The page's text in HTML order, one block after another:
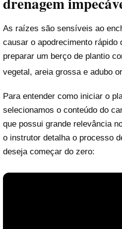
As raízes são sensíveis ao
causar o apodrecimento rápido
preparar um berço de plantio
vegetal, areia grossa e adubo
Para entender como iniciar o
selecionamos o conteúdo do
que possui grande relevância
o instrutor detalha o processo
deseja começar do zero: